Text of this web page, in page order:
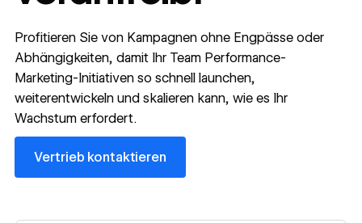
Profitieren Sie von Kampagnen ohne Engpässe oder
Abhängigkeiten, damit Ihr Team Performance-
Marketing-Initiativen so schnell launchen,
weiterentwickeln und skalieren kann, wie es Ihr
Wachstum erfordert.
Vertrieb kontaktieren
Vertrieb kontaktieren